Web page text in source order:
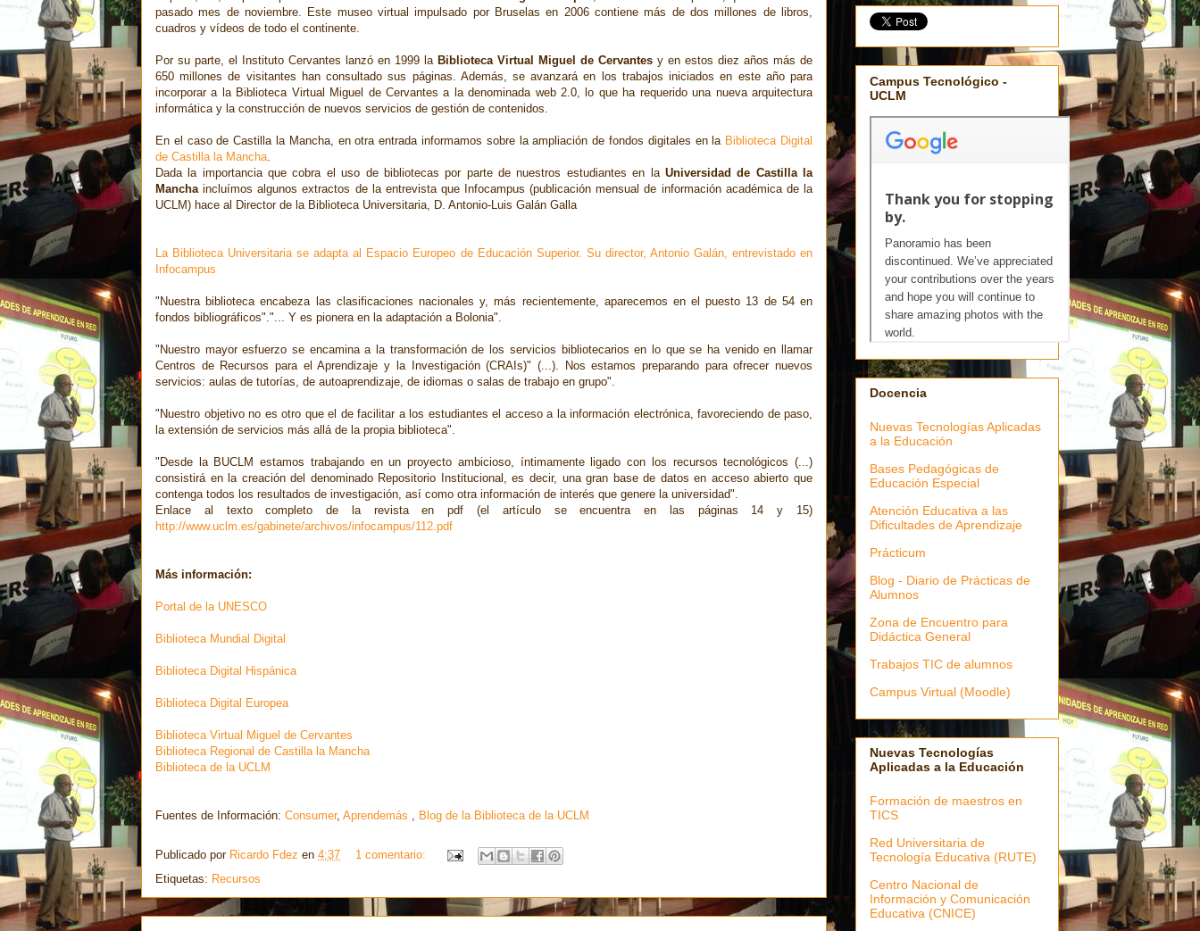
pasado mes de noviembre. Este museo virtual impulsado por Bruselas en 2006 contiene más de dos millones de libros,
cuadros y vídeos de todo el continente.
Por su parte, el Instituto Cervantes lanzó en 1999 la Biblioteca Virtual Miguel de Cervantes y en estos diez años más de
650 millones de visitantes han consultado sus páginas. Además, se avanzará en los trabajos iniciados en este año para
incorporar a la Biblioteca Virtual Miguel de Cervantes a la denominada web 2.0, lo que ha requerido una nueva arquitectura
informática y la construcción de nuevos servicios de gestión de contenidos.
En el caso de Castilla la Mancha, en otra entrada informamos sobre la ampliación de fondos digitales en la Biblioteca Digital
de Castilla la Mancha.
Dada la importancia que cobra el uso de bibliotecas por parte de nuestros estudiantes en la Universidad de Castilla la
Manchaincluímos algunos extractos de la entrevista que Infocampus (publicación mensual de información académica de la
UCLM) hace al Director de la Biblioteca Universitaria, D. Antonio-Luis Galán Galla
La Biblioteca Universitaria se adapta al Espacio Europeo de Educación Superior. Su director, Antonio Galán, entrevistado en
Infocampus
"Nuestra biblioteca encabeza las clasificaciones nacionales y, más recientemente, aparecemos en el puesto 13 de 54 en
fondos bibliográficos"."... Y es pionera en la adaptación a Bolonia".
"Nuestro mayor esfuerzo se encamina a la transformación de los servicios bibliotecarios en lo que se ha venido en llamar
Centros de Recursos para el Aprendizaje y la Investigación (CRAIs)" (...). Nos estamos preparando para ofrecer nuevos
servicios: aulas de tutorías, de autoaprendizaje, de idiomas o salas de trabajo en grupo".
"Nuestro objetivo no es otro que el de facilitar a los estudiantes el acceso a la información electrónica, favoreciendo de paso,
la extensión de servicios más allá de la propia biblioteca".
"Desde la BUCLM estamos trabajando en un proyecto ambicioso, íntimamente ligado con los recursos tecnológicos (...)
consistirá en la creación del denominado Repositorio Institucional, es decir, una gran base de datos en acceso abierto que
contenga todos los resultados de investigación, así como otra información de interés que genere la universidad".
Enlace al texto completo de la revista en pdf (el artículo se encuentra en las páginas 14 y 15)
http://www.uclm.es/gabinete/archivos/infocampus/112.pdf
Más información:
Portal de la UNESCO
Biblioteca Mundial Digital
Biblioteca Digital Hispánica
Biblioteca Digital Europea
Biblioteca Virtual Miguel de Cervantes
Biblioteca Regional de Castilla la Mancha
Biblioteca de la UCLM
Fuentes de Información: Consumer, Aprendemás , Blog de la Biblioteca de la UCLM
Publicado por Ricardo Fdez en 4:37
1 comentario:
Etiquetas: Recursos
Campus Tecnológico -
UCLM
Docencia
Nuevas Tecnologías Aplicadas
a la Educación
Bases Pedagógicas de
Educación Especial
Atención Educativa a las
Dificultades de Aprendizaje
Prácticum
Blog - Diario de Prácticas de
Alumnos
Zona de Encuentro para
Didáctica General
Trabajos TIC de alumnos
Campus Virtual (Moodle)
Nuevas Tecnologías
Aplicadas a la Educación
Formación de maestros en
TICS
Red Universitaria de
Tecnología Educativa (RUTE)
Centro Nacional de
Información y Comunicación
Educativa (CNICE)